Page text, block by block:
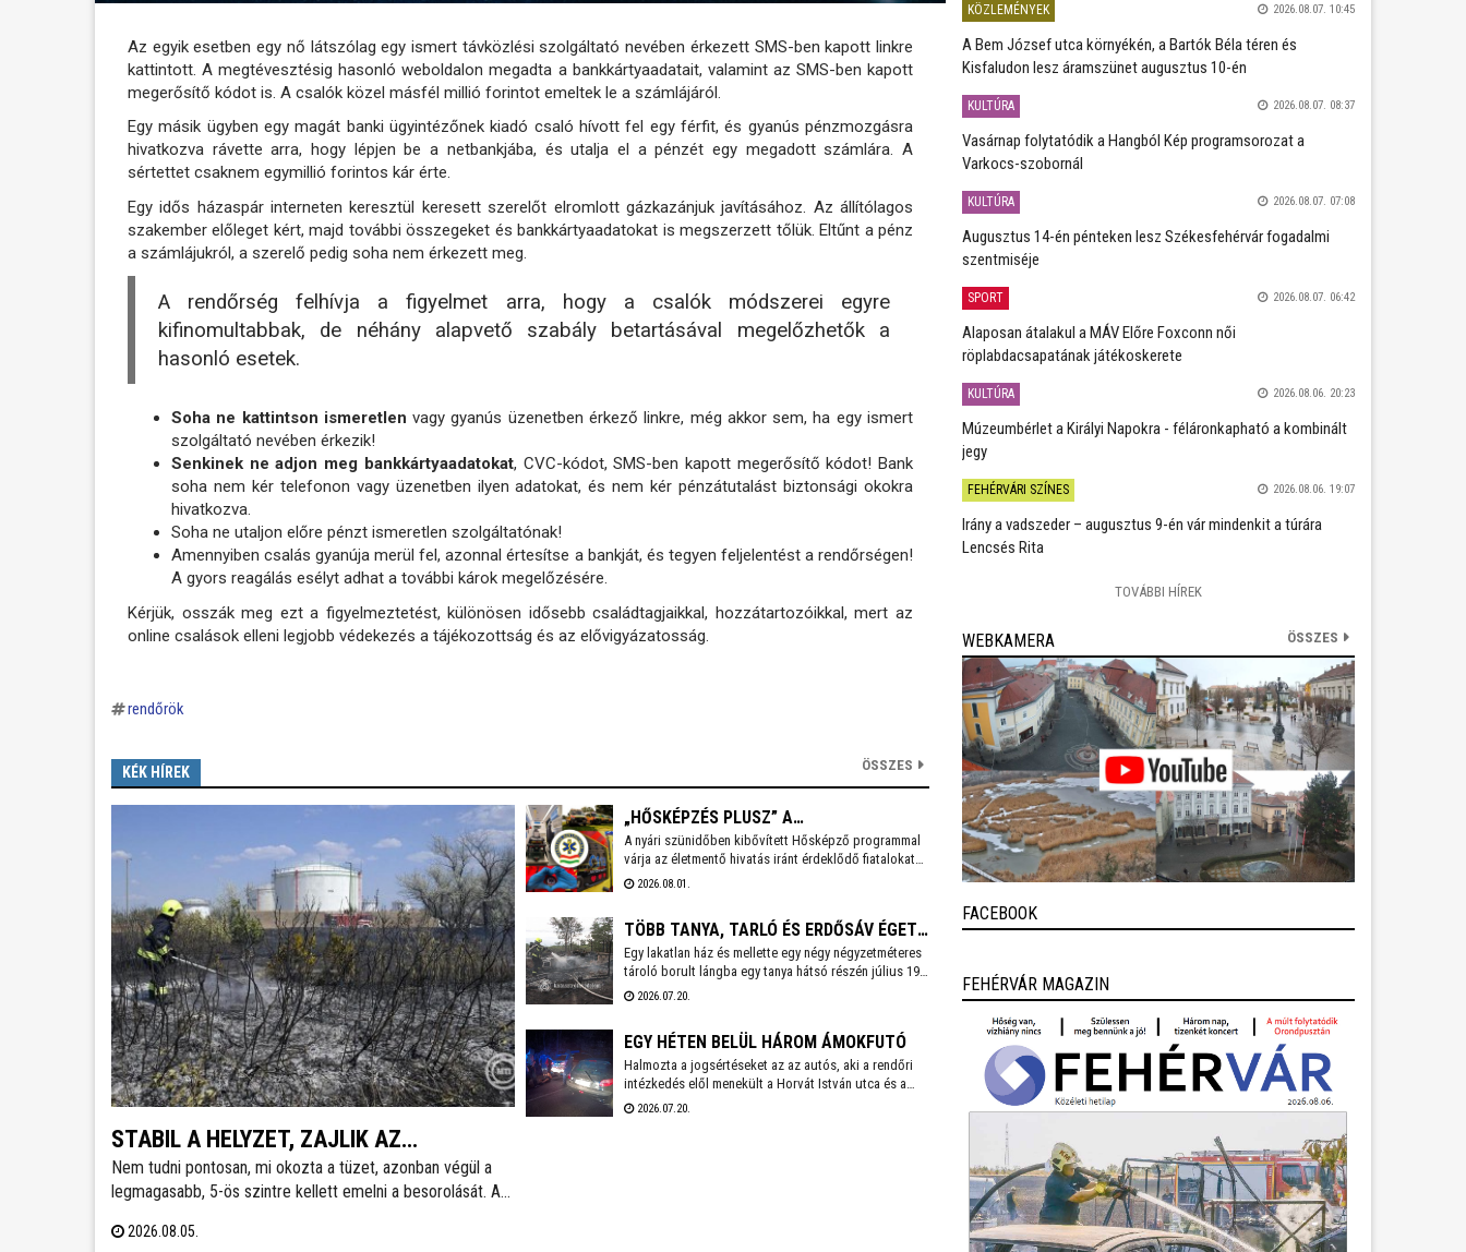
Az egyik esetben egy nő látszólag egy ismert távközlési szolgáltató nevében érkezett SMS-ben kapott linkre
kattintott. A megtévesztésig hasonló weboldalon megadta a bankkártyaadatait, valamint az SMS-ben kapott
megerősítő kódot is. A csalók közel másfél millió forintot emeltek le a számlájáról.
Egy másik ügyben egy magát banki ügyintézőnek kiadó csaló hívott fel egy férfit, és gyanús pénzmozgásra
hivatkozva rávette arra, hogy lépjen be a netbankjába, és utalja el a pénzét egy megadott számlára. A
sértettet csaknem egymillió forintos kár érte.
Egy idős házaspár interneten keresztül keresett szerelőt elromlott gázkazánjuk javításához. Az állítólagos
szakember előleget kért, majd további összegeket és bankkártyaadatokat is megszerzett tőlük. Eltűnt a pénz
a számlájukról, a szerelő pedig soha nem érkezett meg.
A rendőrség felhívja a figyelmet arra, hogy a csalók módszerei egyre
kifinomultabbak, de néhány alapvető szabály betartásával megelőzhetők a
hasonló esetek.
Soha ne kattintson ismeretlen vagy gyanús üzenetben érkező linkre, még akkor sem, ha egy ismert
szolgáltató nevében érkezik!
Senkinek ne adjon meg bankkártyaadatokat, CVC-kódot, SMS-ben kapott megerősítő kódot! Bank
soha nem kér telefonon vagy üzenetben ilyen adatokat, és nem kér pénzátutalást biztonsági okokra
hivatkozva.
Soha ne utaljon előre pénzt ismeretlen szolgáltatónak!
Amennyiben csalás gyanúja merül fel, azonnal értesítse a bankját, és tegyen feljelentést a rendőrségen!
A gyors reagálás esélyt adhat a további károk megelőzésére.
Kérjük, osszák meg ezt a figyelmeztetést, különösen idősebb családtagjaikkal, hozzátartozóikkal, mert az
online csalások elleni legjobb védekezés a tájékozottság és az elővigyázatosság.
rendőrök
KÉK HÍREK ÖSSZES
STABIL A HELYZET, ZAJLIK AZ
UTÓMUNKA
Nem tudni pontosan, mi okozta a tüzet, azonban végül a
legmagasabb, 5-ös szintre kellett emelni a besorolását. A
kockázatott jelentett - tájékoztatott közösségi oldalán dr.
2026.08.05.
„HŐSKÉPZÉS PLUSZ” A
MENTŐÁLLOMÁSON
A nyári szünidőben kibővített Hősképző programmal
várja az életmentő hivatás iránt érdeklődő fiatalokat
az Országos Mentőszolgálat. Életmentő kiképzés,
3-án, hétfőn 14 órakor kezdődik a program, amelyre
előzetesen kell jelentkezni a czako.attila@mentok.hu
email címen.
2026.08.01.
TÖBB TANYA, TARLÓ ÉS ERDŐSÁV ÉGETT
ABA-BELSŐBÁRÁNDNÁL
Egy lakatlan ház és mellette egy négy négyzetméteres
tároló borult lángba egy tanya hátsó részén július 19-
én kora este a 63-as főút mellett, Aba-Belsőbárándnál.
körülötte az aljnövényzet és az udvaron tárolt lom is
meggyulladt.
2026.07.20.
EGY HÉTEN BELÜL HÁROM ÁMOKFUTÓ
Halmozta a jogsértéseket az az autós, aki a rendőri
intézkedés elől menekült a Horvát István utca és a
Széchenyi út kereszteződésétől. Végül több rendőri
2026.07.20.
KÖZLEMÉNYEK 2026.08.07. 10:45
A Bem József utca környékén, a Bartók Béla téren és
Kisfaludon lesz áramszünet augusztus 10-én
KULTÚRA 2026.08.07. 08:37
Vasárnap folytatódik a Hangból Kép programsorozat a
Varkocs-szobornál
KULTÚRA 2026.08.07. 07:08
Augusztus 14-én pénteken lesz Székesfehérvár fogadalmi
szentmiséje
SPORT 2026.08.07. 06:42
Alaposan átalakul a MÁV Előre Foxconn női
röplabdacsapatának játékoskerete
KULTÚRA 2026.08.06. 20:23
Múzeumbérlet a Királyi Napokra - féláronkapható a kombinált
jegy
FEHÉRVÁRI SZÍNES 2026.08.06. 19:07
Irány a vadszeder – augusztus 9-én vár mindenkit a túrára
Lencsés Rita
TOVÁBBI HÍREK
WEBKAMERA ÖSSZES
FACEBOOK
FEHÉRVÁR MAGAZIN